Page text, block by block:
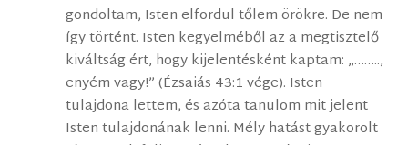
gondoltam, Isten elfordul tőlem örökre. De nem
így történt. Isten kegyelméből az a megtisztelő
kiváltság ért, hogy kijelentésként kaptam: „……..,
enyém vagy!” (Ézsaiás 43:1 vége). Isten
tulajdona lettem, és azóta tanulom mit jelent
Isten tulajdonának lenni. Mély hatást gyakorolt